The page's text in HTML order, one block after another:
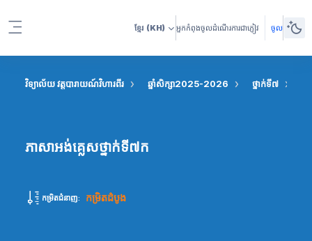
ខ្មែរ (KH) អ្នកកំពុងចូលដំណើរការជាភ្ញៀវ ចូល
វិទ្យាល័យ វត្តបារាយណ៍វិហារពីរ ឆ្នាំសិក្សា2025-2026 ថ្នាក់ទី៧
ភាសាអង់គ្លេសថ្នាក់ទី៧ក
កម្រិតជំនាញ: កម្រិតដំបូង